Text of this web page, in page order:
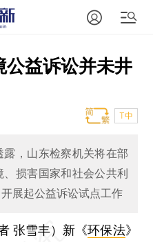
公益诉讼并未井
T中
，山东检察机关将在部
损害国家和社会公共利
展起公益诉讼试点工作
张雪丰） 新《环保法》